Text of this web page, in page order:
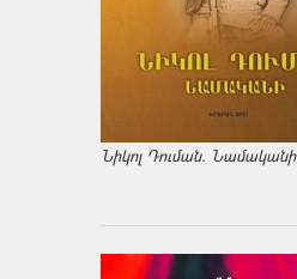
Նիկոլ Դուման. Նամականի